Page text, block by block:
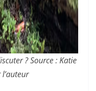
? Source : Katie